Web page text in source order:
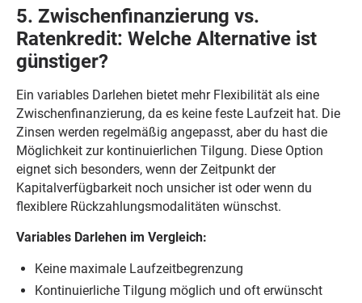
5. Zwischenfinanzierung vs.
Ratenkredit: Welche Alternative ist
günstiger?
Ein variables Darlehen bietet mehr Flexibilität als eine
Zwischenfinanzierung, da es keine feste Laufzeit hat. Die
Zinsen werden regelmäßig angepasst, aber du hast die
Möglichkeit zur kontinuierlichen Tilgung. Diese Option
eignet sich besonders, wenn der Zeitpunkt der
Kapitalverfügbarkeit noch unsicher ist oder wenn du
flexiblere Rückzahlungsmodalitäten wünschst.
Variables Darlehen im Vergleich:
Keine maximale Laufzeitbegrenzung
Kontinuierliche Tilgung möglich und oft erwünscht